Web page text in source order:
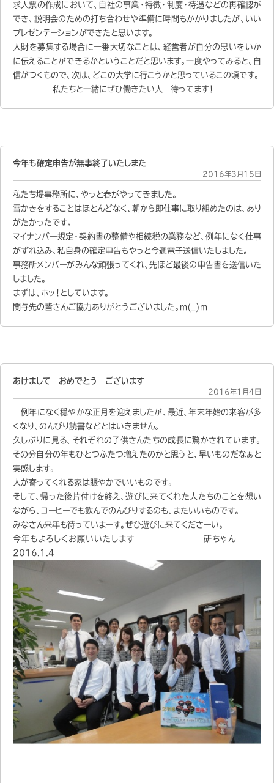
求人票の作成において、自社の事業・特徴・制度・待遇などの再確認が
でき、説明会のための打ち合わせや準備に時間もかかりましたが、いい
プレゼンテーションができたと思います。
人財を募集する場合に一番大切なことは、経営者が自分の思いをいか
に伝えることができるかということだと思います。一度やってみると、自
信がつくもので、次は、どこの大学に行こうかと思っているこの頃です。
私たちと一緒にぜひ働きたい人 待ってます！
今年も確定申告が無事終了いたしまた
2016年3月15日
私たち堤事務所に、やっと春がやってきました。
雪かきをすることはほとんどなく、朝から即仕事に取り組めたのは、あり
がたかったです。
マイナンバー規定・契約書の整備や相続税の業務など、例年になく仕事
がずれ込み、私自身の確定申告もやっと今週電子送信いたしました。
事務所メンバーがみんな頑張ってくれ、先ほど最後の申告書を送信いた
しました。
まずは、ホッ！としています。
関与先の皆さんご協力ありがとうございました。m(_)m
あけまして おめでとう ございます
2016年1月4日
例年になく穏やかな正月を迎えましたが、最近、年末年始の来客が多
くなり、のんびり読書などとはいきません。
久しぶりに見る、それぞれの子供さんたちの成長に驚かされています。
その分自分の年もひとつふたつ増えたのかと思うと、早いものだなぁと
実感します。
人が寄ってくれる家は賑やかでいいものです。
そして、帰った後片付けを終え、遊びに来てくれた人たちのことを想い
ながら、コーヒーでも飲んでのんびりするのも、またいいものです。
みなさん来年も待っていまーす。ぜひ遊びに来てくださーい。
今年もよろしくお願いいたします 研ちゃん
2016.1.4